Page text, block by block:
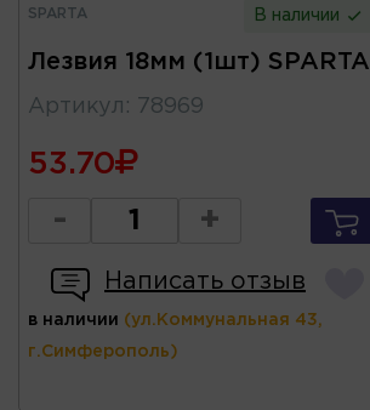
SPARTA В наличии
Лезвия 18мм (1шт) SPARTA
Артикул : 78969
53.70
- +
Написать отзыв
в наличии (ул.Коммунальная 43,
г.Симферополь)